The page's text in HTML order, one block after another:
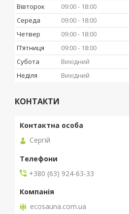
Вівторок
09:00
18:00
Середа
09:00
18:00
Четвер
09:00
18:00
Пʼятниця
09:00
18:00
Субота
Вихідний
Неділя
Вихідний
КОНТАКТИ
Сергій
+380 (63) 924-63-33
ecosauna.com.ua